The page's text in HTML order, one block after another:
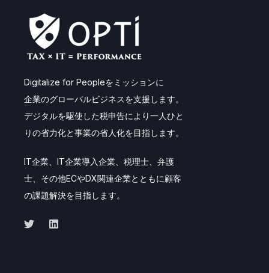
Digitalize for Peopleをミッションに
企業のグローバルビジネスを支援します。
デジタルを駆使した税申告により一人ひと
りの省力化と事業の省人化を目指します。
IT企業、IT企業導入企業、税理士、弁護
士、その他ECやDX関連企業とともに顧客
の課題解決を目指します。